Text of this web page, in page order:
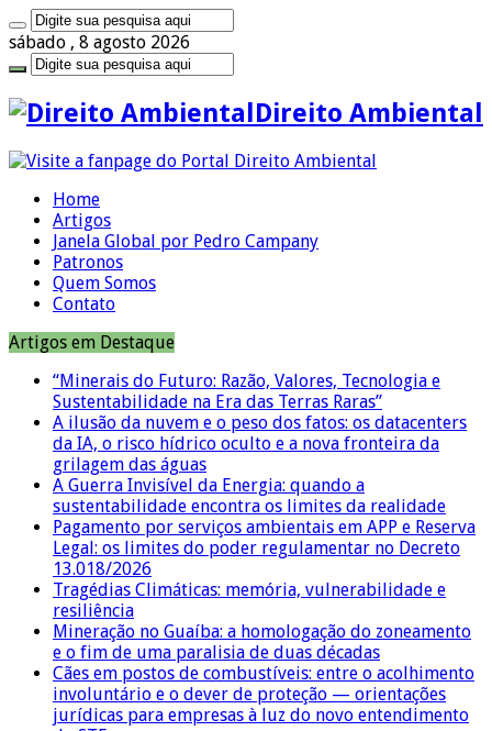
sábado , 8 agosto 2026
Direito Ambiental
Home
Artigos
Janela Global por Pedro Campany
Patronos
Quem Somos
Contato
Artigos em Destaque
“Minerais do Futuro: Razão, Valores, Tecnologia e
Sustentabilidade na Era das Terras Raras”
A ilusão da nuvem e o peso dos fatos: os datacenters
da IA, o risco hídrico oculto e a nova fronteira da
grilagem das águas
A Guerra Invisível da Energia: quando a
sustentabilidade encontra os limites da realidade
Pagamento por serviços ambientais em APP e Reserva
Legal: os limites do poder regulamentar no Decreto
13.018/2026
Tragédias Climáticas: memória, vulnerabilidade e
resiliência
Mineração no Guaíba: a homologação do zoneamento
e o fim de uma paralisia de duas décadas
Cães em postos de combustíveis: entre o acolhimento
involuntário e o dever de proteção — orientações
jurídicas para empresas à luz do novo entendimento